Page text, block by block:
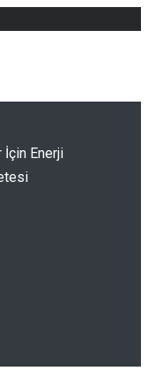
İçin Enerji